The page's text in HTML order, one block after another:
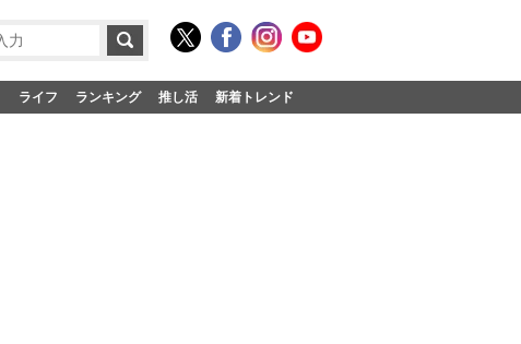
ライフ ランキング 推し活 新着トレンド